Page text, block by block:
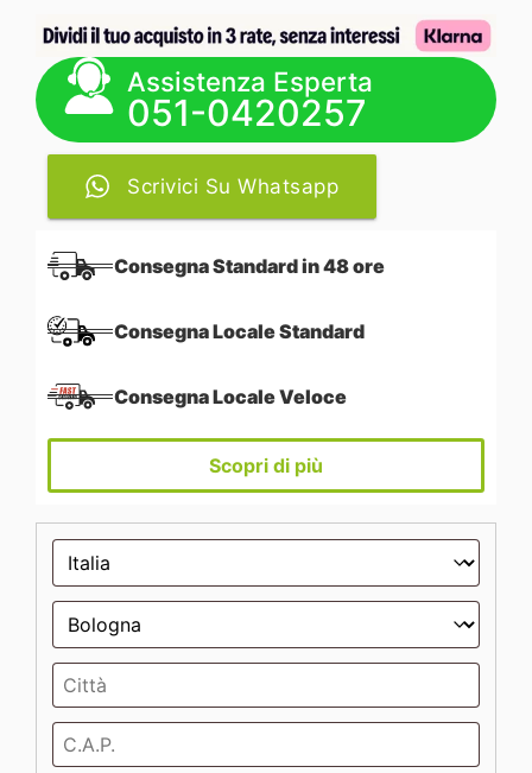
Assistenza Esperta
051-0420257
Scrivici Su Whatsapp
Consegna Standard in 48 ore
Consegna Locale Standard
Consegna Locale Veloce
Scopri di più